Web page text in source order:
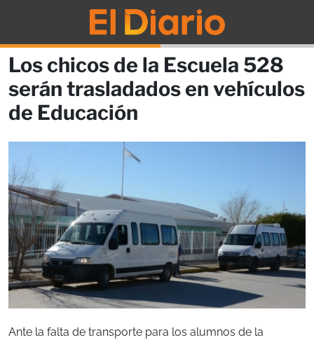
Los chicos de la Escuela 528
serán trasladados en vehículos
de Educación
Ante la falta de transporte para los alumnos de la